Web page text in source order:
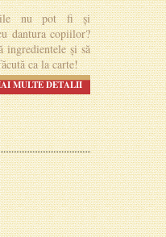
nu pot fi și
dantura copiilor?
ingredientele și să
ca la carte!
MULTE DETALII